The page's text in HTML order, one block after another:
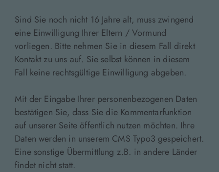
Sind Sie noch nicht 16 Jahre alt, muss zwingend
eine Einwilligung Ihrer Eltern / Vormund
vorliegen. Bitte nehmen Sie in diesem Fall direkt
Kontakt zu uns auf. Sie selbst können in diesem
Fall keine rechtsgültige Einwilligung abgeben.
Mit der Eingabe Ihrer personenbezogenen Daten
bestätigen Sie, dass Sie die Kommentarfunktion
auf unserer Seite öffentlich nutzen möchten. Ihre
Daten werden in unserem CMS Typo3 gespeichert.
Eine sonstige Übermittlung z.B. in andere Länder
findet nicht statt.